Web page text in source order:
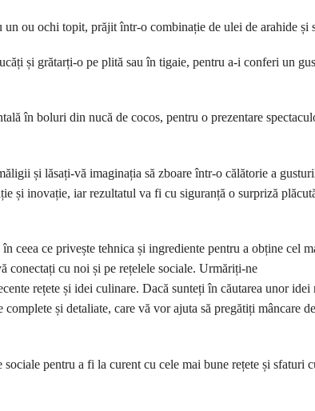
ou ochi topit, prăjit într-o combinație de ulei de arahide și
și grătarți-o pe plită sau în tigaie, pentru a-i conferi un
în boluri din nucă de cocos, pentru o prezentare
și lăsați-vă imaginația să zboare într-o călătorie a
și inovație, iar rezultatul va fi cu siguranță o surpriză
ceea ce privește tehnica și ingrediente pentru a obține cel
conectați cu noi și pe rețelele sociale. Urmăriți-ne
rețete și idei culinare. Dacă sunteți în căutarea unor idei
complete și detaliate, care vă vor ajuta să pregătiți mâncare
pentru a fi la curent cu cele mai bune rețete și sfaturi